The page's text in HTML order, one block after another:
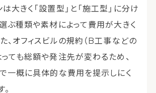
大きく「設置型」と「施工型」に分け
ぶ種類や素材によって費用が大きく
、オフィスビルの規約（B工事などの
っても総額や発注先が変わるため、
一概に具体的な費用を提示しにく